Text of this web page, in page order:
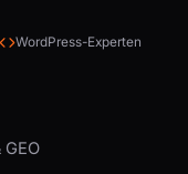
WordPress-Experten
GEO